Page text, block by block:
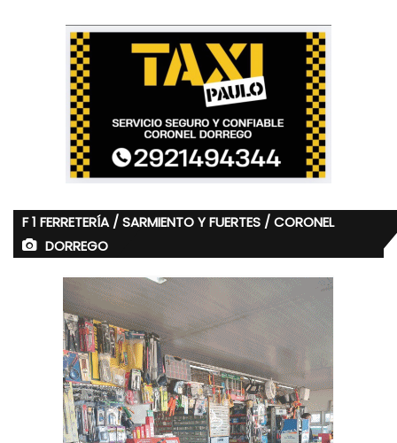
F 1 FERRETERÍA / SARMIENTO Y FUERTES / CORONEL
DORREGO